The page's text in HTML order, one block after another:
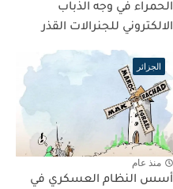
الحمراء في وجه الذباب
الالكتروني للجنرالات القذر
الجزائر
منذ عام
أسس النظام العسكري في